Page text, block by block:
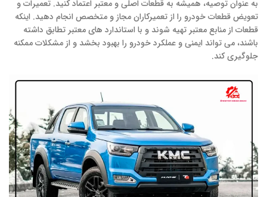
به عنوان توصیه، همیشه به قطعات اصلی و معتبر اعتماد کنید. تعمیرات و
تعویض قطعات خودرو را از تعمیرکاران مجاز و متخصص انجام دهید. اینکه
قطعات از منابع معتبر تهیه شوند و با استاندارد های معتبر تطابق داشته
باشند، می تواند ایمنی و عملکرد خودرو را بهبود بخشد و از مشکلات ممکنه
جلوگیری کند.